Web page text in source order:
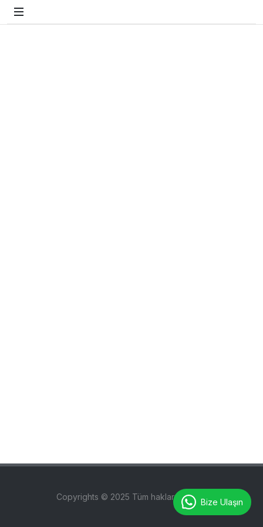
Copyrights © 2025 Tüm hakları saklıdır.Bize Ulaşın